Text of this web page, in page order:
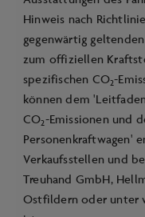
Hinweis nach
gegenwärtig
zum offiziellen
spezifischen CO2-
können dem
CO2-Emissionen und
Personenkraftwagen'
Verkaufsstellen und
Treuhand GmbH,
Ostfildern oder unter